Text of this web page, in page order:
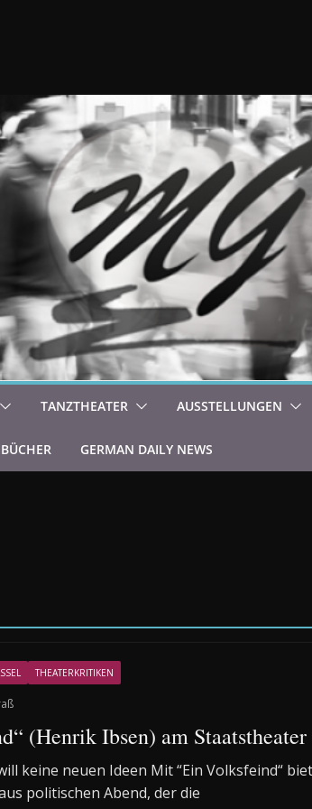
TANZTHEATER AUSSTELLUNGEN
BÜCHER GERMAN DAILY NEWS
THEATERKRITIKEN
(Henrik Ibsen) am Staatstheater
keine neuen Ideen Mit “Ein Volksfeind“
politischen Abend, der die